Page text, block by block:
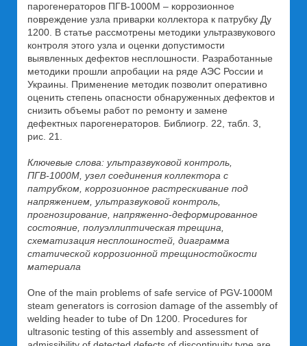
парогенераторов ПГВ-1000М – коррозионное
повреждение узла приварки коллектора к патрубку Ду
1200. В статье рассмотрены методики ультразвукового
контроля этого узла и оценки допустимости
выявленных дефектов несплошности. Разработанные
методики прошли апробации на ряде АЭС России и
Украины. Применение методик позволит оперативно
оценить степень опасности обнаруженных дефектов и
снизить объемы работ по ремонту и замене
дефектных парогенераторов. Библиогр. 22, табл. 3,
рис. 21.
Ключевые слова: ультразвуковой контроль,
ПГВ-1000М, узел соединения коллектора с
патрубком, коррозионное растрескивание под
напряжением, ультразвуковой контроль,
прогнозирование, напряженно-деформированное
состояние, полуэллиптическая трещина,
схематизация несплошностей, диаграмма
статической коррозионной трещиностойкости
материала
One of the main problems of safe service of PGV-1000М
steam generators is corrosion damage of the assembly of
welding header to tube of Dn 1200. Procedures for
ultrasonic testing of this assembly and assessment of